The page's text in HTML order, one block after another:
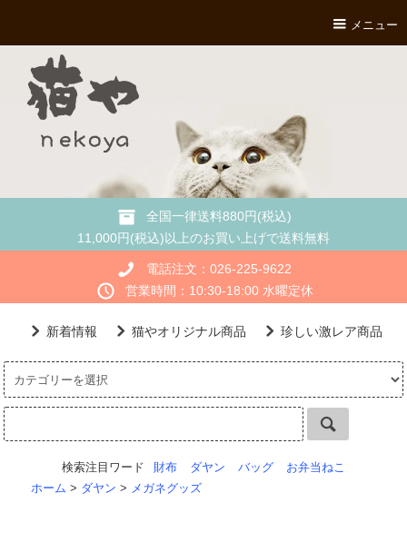
メニュー
全国一律送料880円(税込)
11,000円(税込)以上のお買い上げで送料無料
電話注文：026-225-9622
営業時間：10:30-18:00 水曜定休
新着情報 猫やオリジナル商品 珍しい激レア商品
検索注目ワード 財布 ダヤン バッグ
お弁当ねこ
ホーム > ダヤン > メガネグッズ